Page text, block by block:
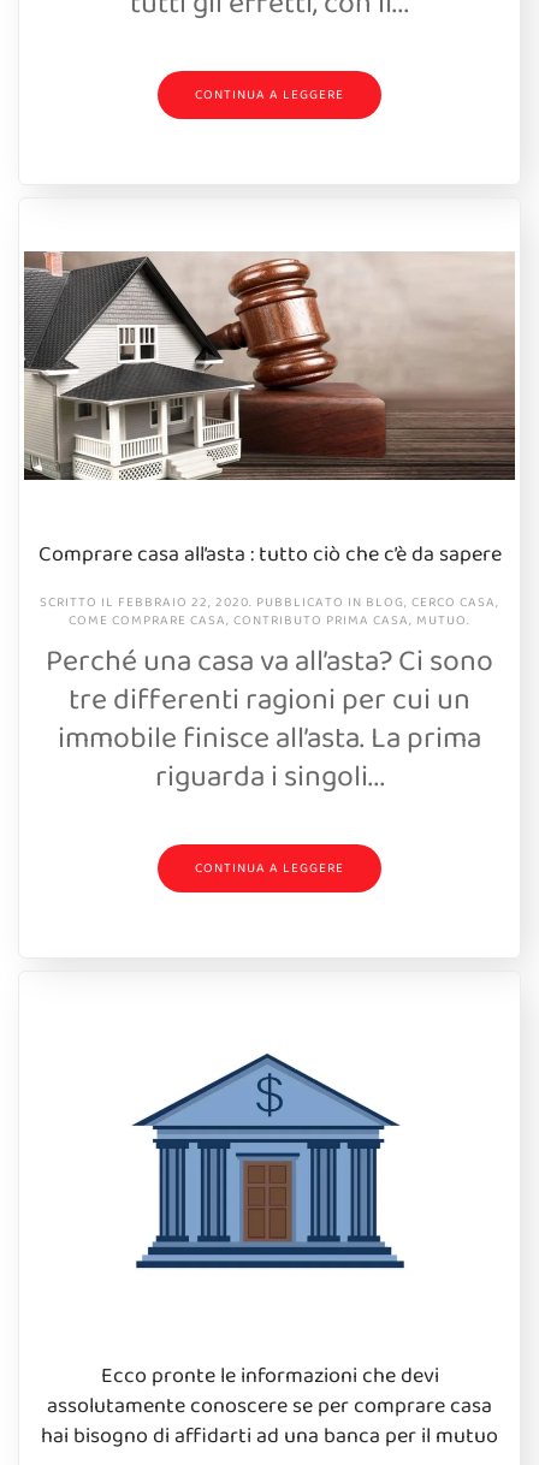
CONTINUA A LEGGERE
Comprare casa all’asta : tutto ciò che c’è da sapere
SCRITTO IL FEBBRAIO 22, 2020. PUBBLICATO IN BLOG, CERCO CASA,
COME COMPRARE CASA, CONTRIBUTO PRIMA CASA, MUTUO.
Perché una casa va all’asta? Ci sono
tre differenti ragioni per cui un
immobile finisce all’asta. La prima
riguarda i singoli...
CONTINUA A LEGGERE
Ecco pronte le informazioni che devi
assolutamente conoscere se per comprare casa
hai bisogno di affidarti ad una banca per il mutuo